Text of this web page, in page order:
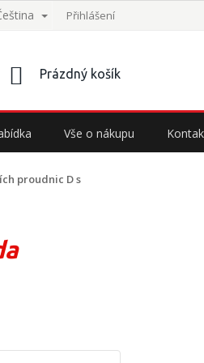
Přihlášení
NÁKUPNÍ
Prázdný košík
Vše o nákupu
proudnic D s